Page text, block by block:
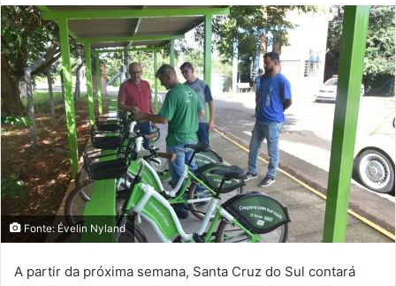
Fonte: Évelin Nyland
A partir da próxima semana, Santa Cruz do Sul contará